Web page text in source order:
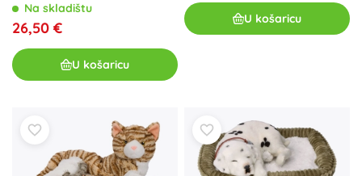
Na skladištu
26,50 €
U košaricu
U košaricu